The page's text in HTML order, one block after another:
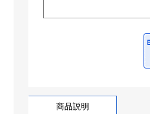
商品説明